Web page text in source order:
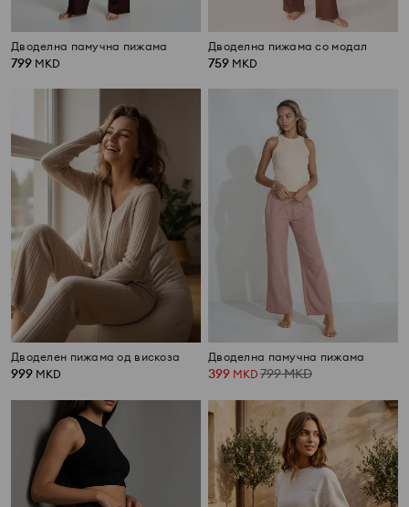
Дводелна памучна пижама
799 MKD
Дводелна пижама со модал
759 MKD
Дводелен пижама од вискоза
999 MKD
Дводелна памучна пижама
399 MKD 799MKD